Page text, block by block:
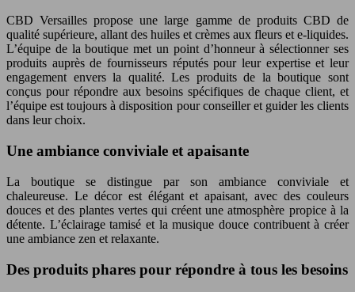
CBD Versailles propose une large gamme de produits CBD de
qualité supérieure, allant des huiles et crèmes aux fleurs et e-liquides.
L’équipe de la boutique met un point d’honneur à sélectionner ses
produits auprès de fournisseurs réputés pour leur expertise et leur
engagement envers la qualité. Les produits de la boutique sont
conçus pour répondre aux besoins spécifiques de chaque client, et
l’équipe est toujours à disposition pour conseiller et guider les clients
dans leur choix.
Une ambiance conviviale et apaisante
La boutique se distingue par son ambiance conviviale et
chaleureuse. Le décor est élégant et apaisant, avec des couleurs
douces et des plantes vertes qui créent une atmosphère propice à la
détente. L’éclairage tamisé et la musique douce contribuent à créer
une ambiance zen et relaxante.
Des produits phares pour répondre à tous les besoins